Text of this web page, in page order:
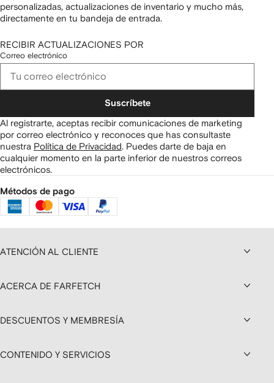
personalizadas, actualizaciones de inventario y mucho más,
directamente en tu bandeja de entrada.
RECIBIR ACTUALIZACIONES POR
Correo electrónico
Suscríbete
Al registrarte, aceptas recibir comunicaciones de marketing
por correo electrónico y reconoces que has consultaste
nuestra Política de Privacidad Puedes darte de baja en
cualquier momento en la parte inferior de nuestros correos
electrónicos.
Métodos de pago
ATENCIÓN AL CLIENTE
ACERCA DE FARFETCH
DESCUENTOS Y MEMBRESÍA
CONTENIDO Y SERVICIOS